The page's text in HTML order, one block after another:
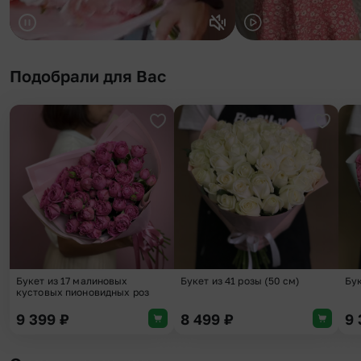
Подобрали для Вас
Добавить в избранное
Букет из 17 малиновых
кустовых пионовидных роз
9 399 ₽
Букет из 41 розы (50 см)
8 499 ₽ 9